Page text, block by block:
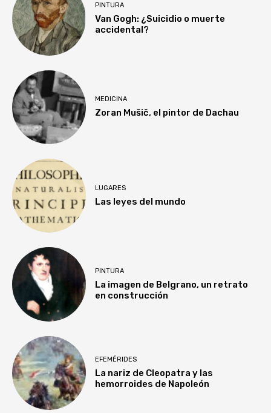
PINTURA
Van Gogh: ¿Suicidio o muerte
accidental?
MEDICINA
Zoran Mušič, el pintor de Dachau
LUGARES
Las leyes del mundo
PINTURA
La imagen de Belgrano, un retrato
en construcción
EFEMÉRIDES
La nariz de Cleopatra y las
hemorroides de Napoleón